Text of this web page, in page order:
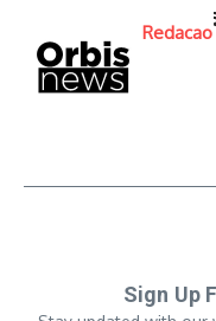
Redacao
Sign Up